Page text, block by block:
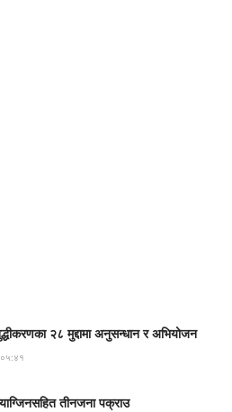
२८ मुद्दामा अनुसन्धान र अभियोजन
०५:४१
तीनजना पक्राउ